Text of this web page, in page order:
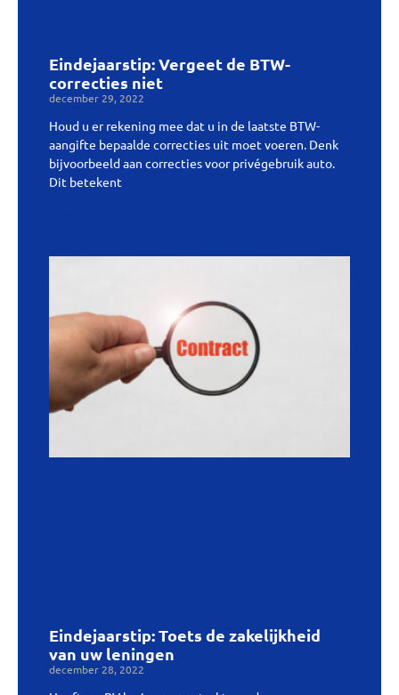
Eindejaarstip: Vergeet de BTW-
correcties niet
december 29, 2022
Houd u er rekening mee dat u in de laatste BTW-
aangifte bepaalde correcties uit moet voeren. Denk
bijvoorbeeld aan correcties voor privégebruik auto.
Dit betekent
Eindejaarstip: Toets de zakelijkheid
van uw leningen
december 28, 2022